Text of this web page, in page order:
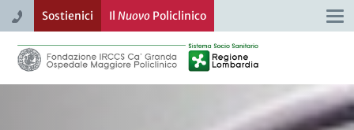
Sostienici Il NuovoPoliclinico